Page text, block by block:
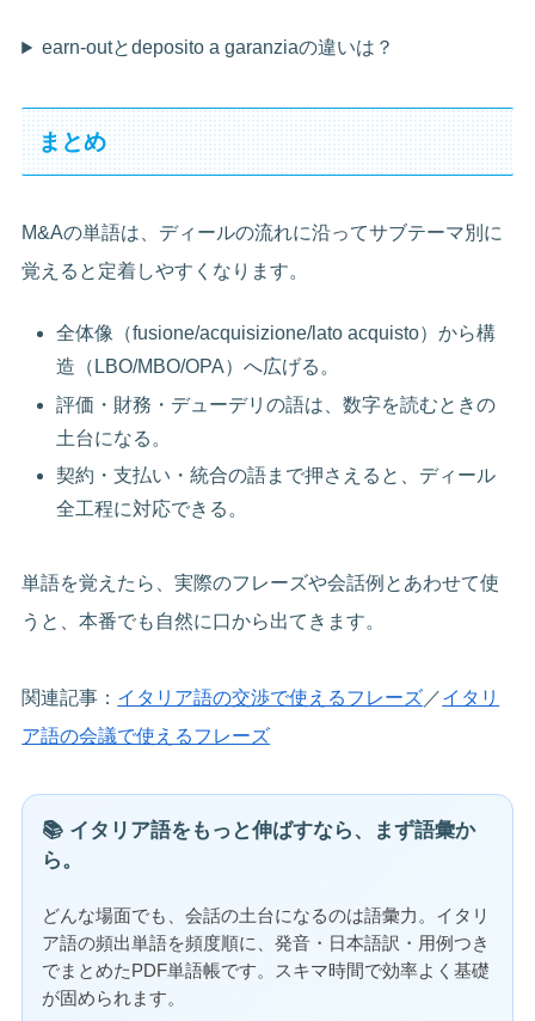
earn-outとdeposito a garanziaの違いは？
まとめ
M&Aの単語は、ディールの流れに沿ってサブテーマ別に
覚えると定着しやすくなります。
全体像（fusione/acquisizione/lato acquisto）から構
造（LBO/MBO/OPA）へ広げる。
評価・財務・デューデリの語は、数字を読むときの
土台になる。
契約・支払い・統合の語まで押さえると、ディール
全工程に対応できる。
単語を覚えたら、実際のフレーズや会話例とあわせて使
うと、本番でも自然に口から出てきます。
関連記事： イタリア語の交渉で使えるフレーズ ／イタリ
ア語の会議で使えるフレーズ
📚 イタリア語をもっと伸ばすなら、まず語彙か
ら。
どんな場面でも、会話の土台になるのは語彙力。イタリ
ア語の頻出単語を頻度順に、発音・日本語訳・用例つき
でまとめたPDF単語帳です。スキマ時間で効率よく基礎
が固められます。